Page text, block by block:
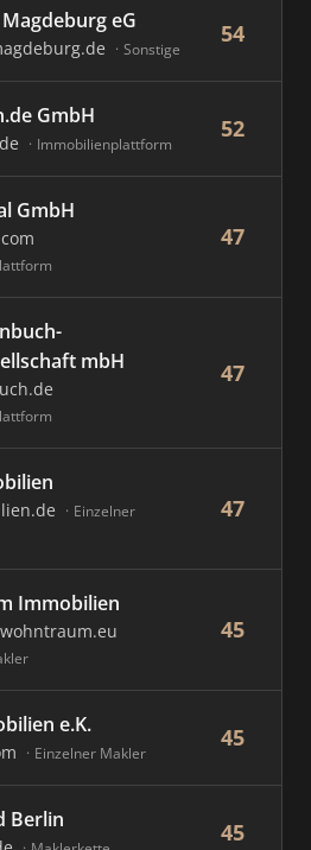
eG
Sonstige
54
GmbH
Immobilienplattform
52
GmbH
47
mbH
47
Einzelner
47
Immobilien
45
e.K.
Einzelner Makler
45
Berlin 45